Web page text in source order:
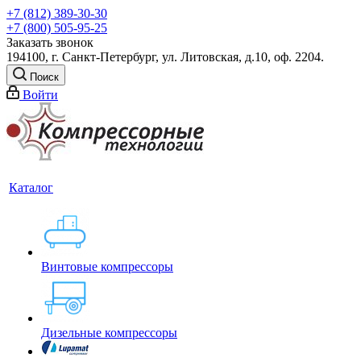
+7 (812) 389-30-30
+7 (800) 505-95-25
Заказать звонок
194100, г. Санкт-Петербург, ул. Литовская, д.10, оф. 2204.
Поиск
Войти
Каталог
Винтовые компрессоры
Дизельные компрессоры